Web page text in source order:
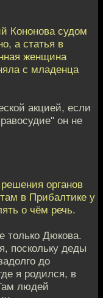
Кононова судом
а статья в
женщина
с младенца
акцией, если
он не
органов
в Прибалтике у
о чём речь.
только Дюкова.
поскольку деды
до
я родился, в
людей